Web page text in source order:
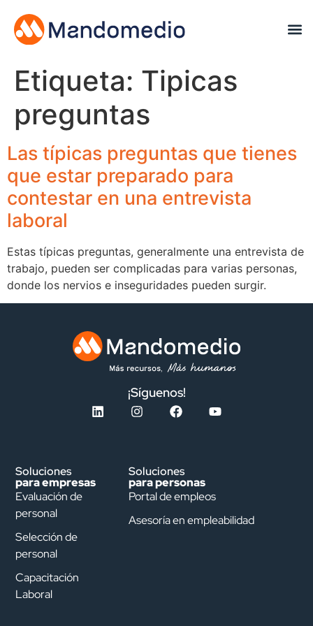
Etiqueta: Tipicas
preguntas
Las típicas preguntas que tienes
que estar preparado para
contestar en una entrevista
laboral
Estas típicas preguntas, generalmente una entrevista de
trabajo, pueden ser complicadas para varias personas,
donde los nervios e inseguridades pueden surgir.
¡Síguenos!
Soluciones
para empresas
Evaluación de
personal
Selección de
personal
Capacitación
Laboral
Soluciones
para personas
Portal de empleos
Asesoría en empleabilidad